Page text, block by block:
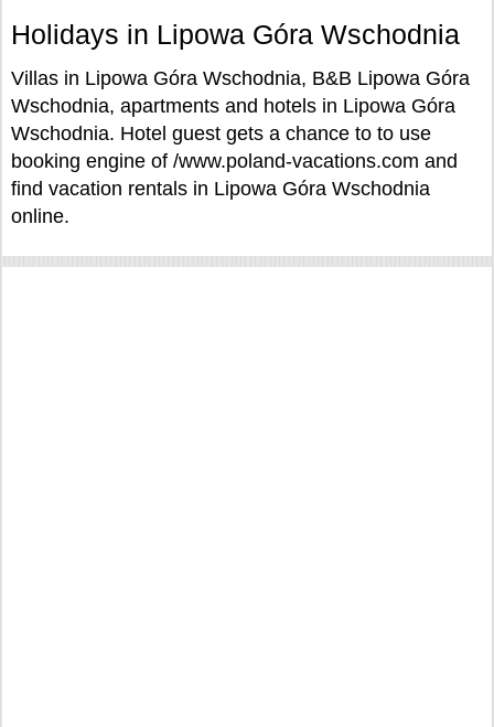
Holidays in Lipowa Góra Wschodnia
Villas in Lipowa Góra Wschodnia, B&B Lipowa Góra
Wschodnia, apartments and hotels in Lipowa Góra
Wschodnia. Hotel guest gets a chance to to use
booking engine of /www.poland-vacations.com and
find vacation rentals in Lipowa Góra Wschodnia
online.